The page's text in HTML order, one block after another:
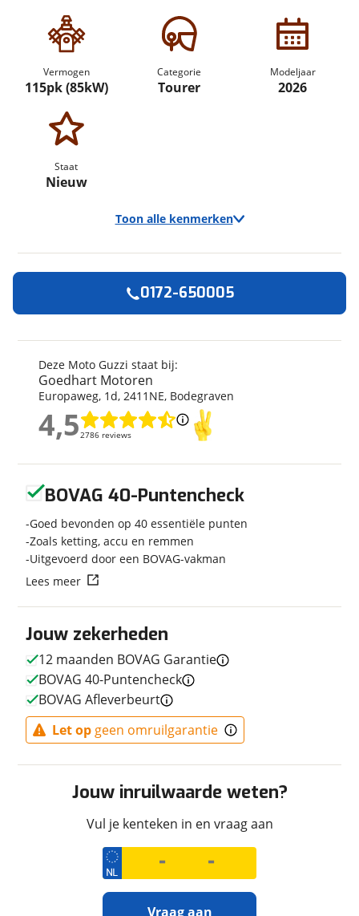
Vermogen
115pk (85kW)
Categorie
Tourer
Modeljaar
2026
Staat
Nieuw
Toon alle kenmerken
Merk
Moto Guzzi
Model
Bouwjaar
Modeljaar
2026
Categorie
Tourer
A rijbewijs
Soort voertuig
Motor
Nieuw of occasion
Nieuw
Techniek
Afmetingen en gewicht
Maximaal toelaatbaar
gewicht
233 kg
ROSSO LAVA
Deze Moto Guzzi staat bij:
Goedhart Motoren
Europaweg, 1d, 2411NE, Bodegraven
4,52786 reviews
4,52786 reviews
0172-650005
Jouw zekerheden
12 maanden BOVAG Garantie
BOVAG 40-Puntencheck
BOVAG Afleverbeurt
Let op geen omruilgarantie
Jouw inruilwaarde weten?
Vul je kenteken in en vraag aan
Vraag aan
BOVAG 40-Puntencheck
Goed bevonden op 40 essentiële punten
Zoals ketting, accu en remmen
Uitgevoerd door een BOVAG-vakman
Lees meer